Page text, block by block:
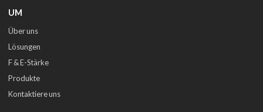
UM
Über uns
Lösungen
F & E-Stärke
Produkte
Kontaktiere uns